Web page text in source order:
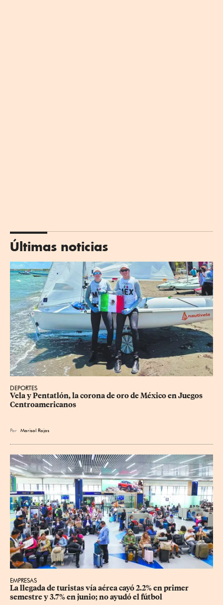
Últimas noticias
DEPORTES
Vela y Pentatlón, la corona de oro de México en Juegos
Centroamericanos
Por Marisol Rojas
EMPRESAS
La llegada de turistas vía aérea cayó 2.2% en primer
semestre y 3.7% en junio; no ayudó el fútbol